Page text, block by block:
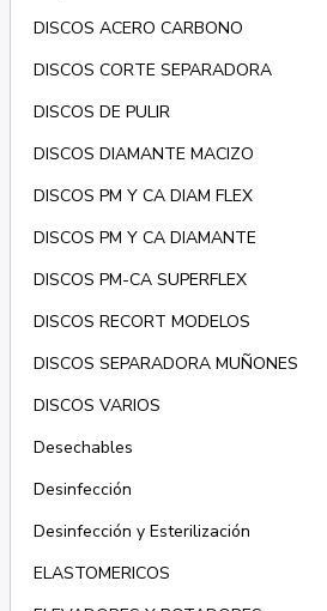
DISCOS ACERO CARBONO
DISCOS CORTE SEPARADORA
DISCOS DE PULIR
DISCOS DIAMANTE MACIZO
DISCOS PM Y CA DIAM FLEX
DISCOS PM Y CA DIAMANTE
DISCOS PM-CA SUPERFLEX
DISCOS RECORT MODELOS
DISCOS SEPARADORA MUÑONES
DISCOS VARIOS
Desechables
Desinfección
Desinfección y Esterilización
ELASTOMERICOS